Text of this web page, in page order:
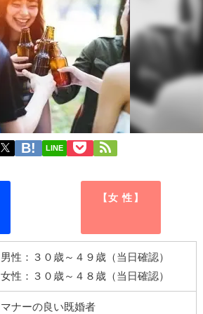
LINE
【女 性】
男性：３０歳～４９歳（当日確認）
女性：３０歳～４８歳（当日確認）
マナーの良い既婚者